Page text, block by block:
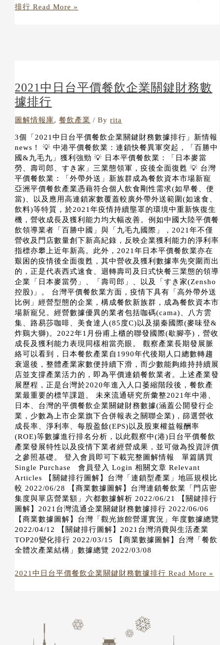
排行 Read More »
2021中日台平價餐飲企業關鍵財務數
據排行
圖解情報庫,餐飲產業 / Byrita
3個「2021中日台平價餐飲企業關鍵財務數據排行」新情報
news！ 💡 中港平價餐飲業：連鎖快餐異軍突起，「百勝中
國&九毛九」獲利強勁 💡 日本平價餐飲業：「日本麥當
勞、壽司郎、すき家」三業態領軍，疫後全面復甦 💡 台灣
平價餐飲業：「外帶外送」新族群成為餐飲資本市場新寵
亞洲平價餐飲產業憑藉符合個人飲食剛性需求(如早餐、便
當)、以及應用高連鎖家數覆蓋較廣外帶外送範圍(如速食、
飲料)等特質，於2021年疫情持續壟罩的環境中重新恢復生
機，營收成長及獲利能力均大幅改善。例如中國大陸平價餐
飲領導業者「百勝中國」與「九毛九國際」，2021年不僅
營收及門店數量創下新高紀錄，反映企業獲利能力的淨利率
指標亦攀上近年新高。此外，2021年日本平價餐飲業亦在
艱困的疫情後全面復甦，其中營收及獲利數據率先突圍而出
的，正是代表西式速食、迴轉壽司及日式快餐三業態的領導
企業「日本麥當勞」、「壽司郎」、以及「すき家(Zensho
控股)」。 台灣平價餐飲業方面，疫情下具有「高外帶外送
比例」經營型態的企業，構成餐飲新族群，成為餐飲資本市
場新寵兒。經營數據優異的業者包括咖碼(cama)、八方雲
集、路易莎咖啡、美食達人(85度C)以及揚秦國際(麥味登&
炸鷄大獅)。2022年1月份甫上櫃的聯發國際(歇腳亭)，營收
成長及獲利能力表現同樣相當亮眼。 觀察產業長期發展脈
絡可以看到，日本餐飲產業自1990年代後期人口總數轉趨
衰退後，整體產業家數便持續下滑，而少數能夠維持持續展
店並支撐產業活力的，即為平價連鎖餐飲業者。上述產業發
展歷程，正是台灣於2020年進入人口萎縮階段後，餐飲產
業最重要的標竿課題。 未來流通研究所彙整2021年中港、
日本、台灣的平價餐飲企業關鍵財務數據(涵蓋公開發行企
業，少數為上市企業旗下合併報表之關聯企業)，篩選營收
成長率、淨利率、每股盈餘(EPS)以及股東權益報酬率
(ROE)等數據進行排名分析，以此觀察中(港)日台平價餐飲
產業發展特性以及疫情下業者經營成果，並可做為投資評價
之參照基礎。 登入會員即可下載完整圖解情報 單篇購買
Single Purchase 會員登入 Login 相關文章 Relevant
Articles 【關鍵排行圖解】台灣「連鎖型產業」地區規模比
較 2022/06/28 【商業數據圖解】台灣連鎖餐飲業「門店密
集度與單店營業額」六都數據解析 2022/06/21 【關鍵排行
圖解】2021台灣流通企業關鍵財務數據排行 2022/06/06
【商業數據圖解】台灣「觀光旅館營運實況」年度數據總覽
2022/04/12 【關鍵排行圖解】2021台灣消費與生活產業
TOP20變化排行 2022/03/15 【商業數據圖解】台灣「餐飲
全體次產業結構」數據總覽 2022/03/08
2021中日台平價餐飲企業關鍵財務數據排行 Read More »